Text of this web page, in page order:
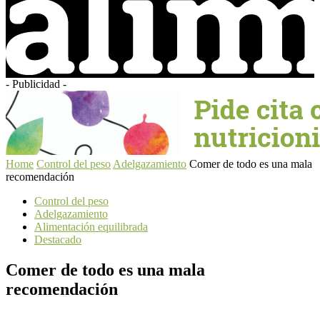
- Publicidad -
Home Control del peso Adelgazamiento Comer de todo es una mala
recomendación
Control del peso
Adelgazamiento
Alimentación equilibrada
Destacado
Comer de todo es una mala
recomendación